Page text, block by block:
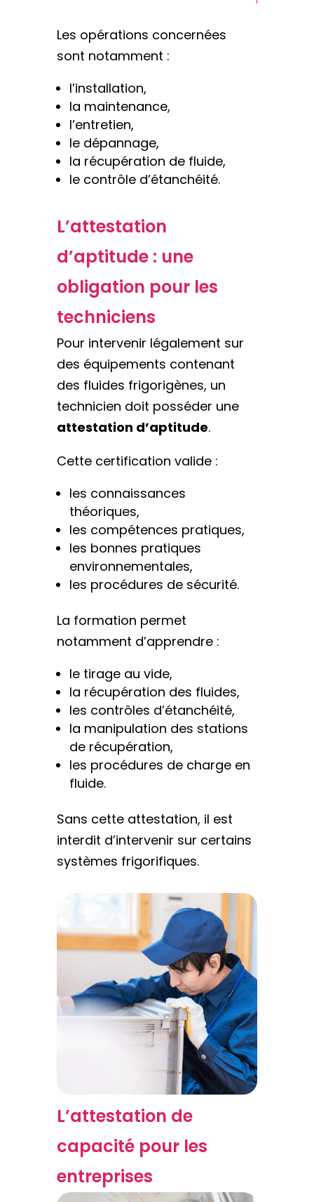
Les opérations concernées
sont notamment :
l’installation,
la maintenance,
l’entretien,
le dépannage,
la récupération de fluide,
le contrôle d’étanchéité.
L’attestation
d’aptitude : une
obligation pour les
techniciens
Pour intervenir légalement sur
des équipements contenant
des fluides frigorigènes, un
technicien doit posséder une
attestation d’aptitude.
Cette certification valide :
les connaissances
théoriques,
les compétences pratiques,
les bonnes pratiques
environnementales,
les procédures de sécurité.
La formation permet
notamment d’apprendre :
le tirage au vide,
la récupération des fluides,
les contrôles d’étanchéité,
la manipulation des stations
de récupération,
les procédures de charge en
fluide.
Sans cette attestation, il est
interdit d’intervenir sur certains
systèmes frigorifiques.
L’attestation de
capacité pour les
entreprises